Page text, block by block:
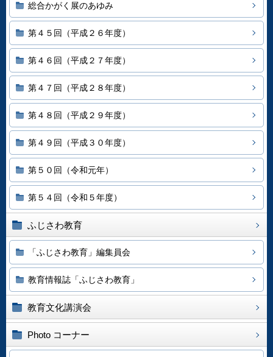
総合かがく展のあゆみ
第４５回（平成２６年度）
第４６回（平成２７年度）
第４７回（平成２８年度）
第４８回（平成２９年度）
第４９回（平成３０年度）
第５０回（令和元年）
第５４回（令和５年度）
ふじさわ教育
「ふじさわ教育」編集員会
教育情報誌「ふじさわ教育」
教育文化講演会
Photo コーナー